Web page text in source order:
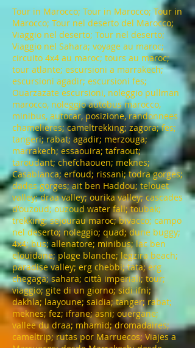
Tour in Marocco; Tour in Marocco; Tour in
Marocco; Tour nel deserto del Marocco;
Viaggio nel deserto; Tour nel deserto;
Viaggio nel Sahara; voyage au maroc;
circuito 4x4 au maroc; tours au maroc;
tour atlante; escursioni a marrakech;
escursioni agadir; escursioni fes;
Ouarzazate escursioni, noleggio pullman
marocco, noleggio autobus marocco,
minibus, autocar, posizione, randonnees
chamelieres; cameltrekking; zagora; fes;
tangeri; rabat; agadir; merzouga;
marrakech; essaouira; tafraout;
taroudant; chefchaouen; meknes;
Casablanca; erfoud; rissani; todra gorges;
dades gorges; ait ben Haddou; telouet
valley; draa valley; ourika valley; cascades
d'ouzoud; ouzoud water fall; toubak;
trekking; sejourau maroc; bivacco; campo
nel deserto; noleggio; quad; dune buggy;
4x4; bus; allenatore; minibus; lac ben
elouidane; plage blanche; legzira beach;
paradise valley; erg chebbi; tata; erg
chegaga; sahara; città imperiali; tour;
viaggio; gite di un giorno; sidi ifni;
dakhla; laayoune; saidia; tanger; rabat;
meknes; fez; ifrane; asni; ouergane;
vallee du draa; mhamid; dromadaires;
cameltrip; rutas por Marruecos; Viajes a